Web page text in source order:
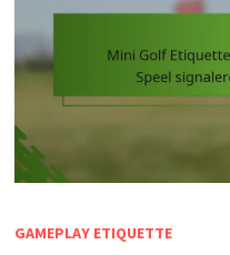
GAMEPLAY ETIQUETTE